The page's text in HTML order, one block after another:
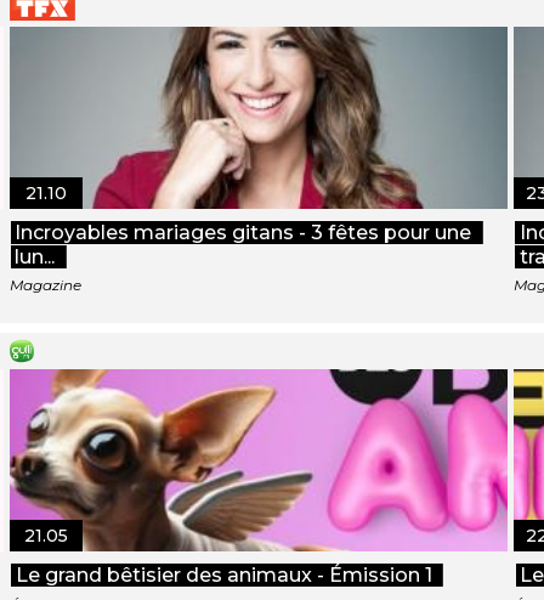
21.10
Incroyables mariages gitans - 3 fêtes pour une
lun...
Magazine
21.05
Le grand bêtisier des animaux - Émission 1